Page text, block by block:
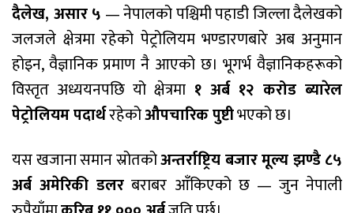
दैलेख, असार ५ — नेपालको पश्चिमी पहाडी जिल्ला दैलेखको
जलजले क्षेत्रमा रहेको पेट्रोलियम भण्डारणबारे अब अनुमान
होइन, वैज्ञानिक प्रमाण नै आएको छ। भूगर्भ वैज्ञानिकहरूको
विस्तृत अध्ययनपछि यो क्षेत्रमा १ अर्ब १२ करोड ब्यारेल
पेट्रोलियम पदार्थरहेकोऔपचारिक पुष्टीभएको छ।
यस खजाना समान स्रोतकोअन्तर्राष्ट्रिय बजार मूल्य झण्डै ८५
अर्ब अमेरिकी डलर बराबर आँकिएको छ — जुन नेपाली